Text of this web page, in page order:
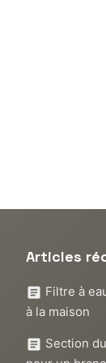
Articles
Filtre à
à la maison
Section